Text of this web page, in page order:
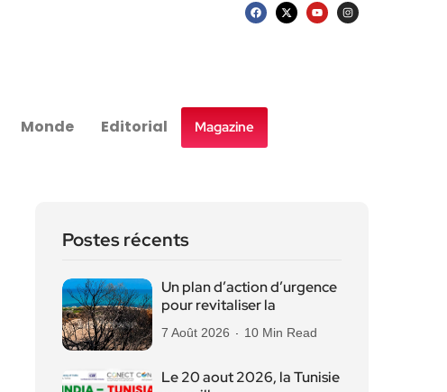
Monde Editorial Magazine
Postes récents
Un plan d’action d’urgence
pour revitaliser la
7 Août 2026 10 Min Read
Le 20 aout 2026, la Tunisie